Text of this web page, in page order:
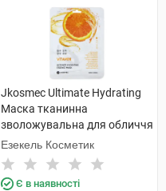
Jkosmec Ultimate Hydrating
Маска тканинна
зволожувальна для обличчя
з вітамінами 25 мл 1 шт
Езекель Косметик
Є в наявності